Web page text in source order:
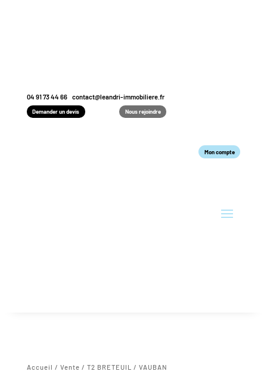
04 91 73 44 66 contact@leandri-immobiliere.fr
Demander un devis Nous rejoindre
Mon compte
Accueil / Vente / T2 BRETEUIL / VAUBAN